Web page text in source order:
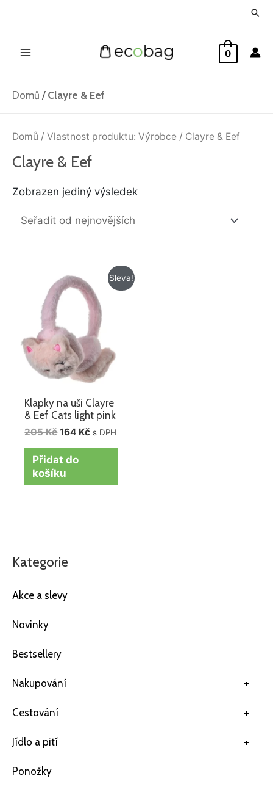
0
Domů / Clayre & Eef
Kategorie
Akce a slevy
Novinky
Bestsellery
+
Nakupování
+
Cestování
+
Jídlo a pití
Ponožky
Domů / Vlastnost produktu: Výrobce / Clayre & Eef
Clayre & Eef
Zobrazen jediný výsledek
Sleva!
Klapky na uši Clayre
& Eef Cats light pink
205Kč
Původní
cena
byla:
205 Kč.
164 Kč
Aktuální
cena
je:
164 Kč.
s DPH
Přidat do
košíku